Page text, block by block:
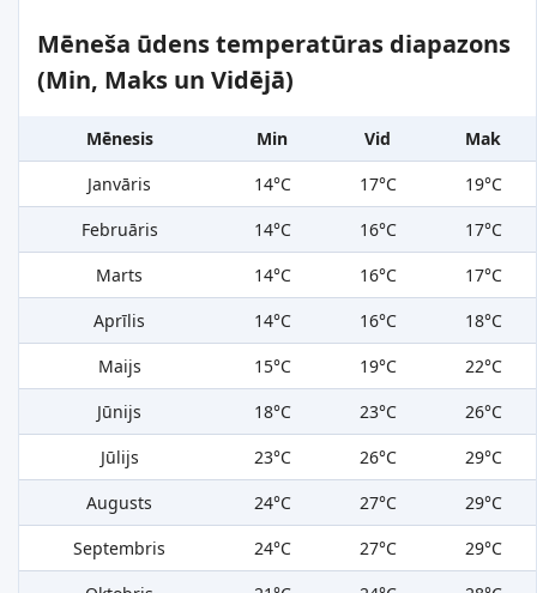
Mēneša ūdens temperatūras diapazons
(Min, Maks un Vidējā)
Mēnesis Min Vid
Mak
Janvāris
14°C 17°C
19°C
Februāris
14°C 16°C
17°C
Marts
14°C 16°C
17°C
Aprīlis
14°C 16°C
18°C
Maijs
15°C 19°C
22°C
Jūnijs
18°C 23°C
26°C
Jūlijs
23°C 26°C
29°C
Augusts
24°C 27°C
29°C
Septembris
24°C 27°C
29°C